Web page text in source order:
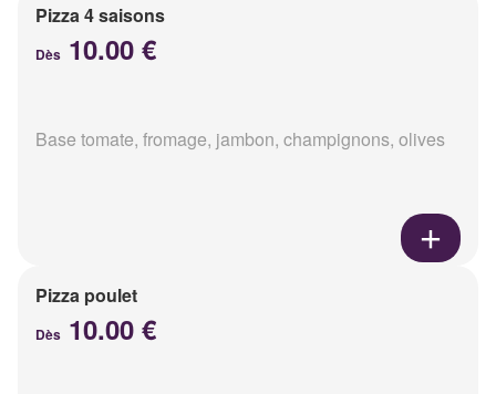
Pizza 4 saisons
Dès 10.00 €
Base tomate, fromage, jambon, champignons, olives
Pizza poulet
Dès 10.00 €